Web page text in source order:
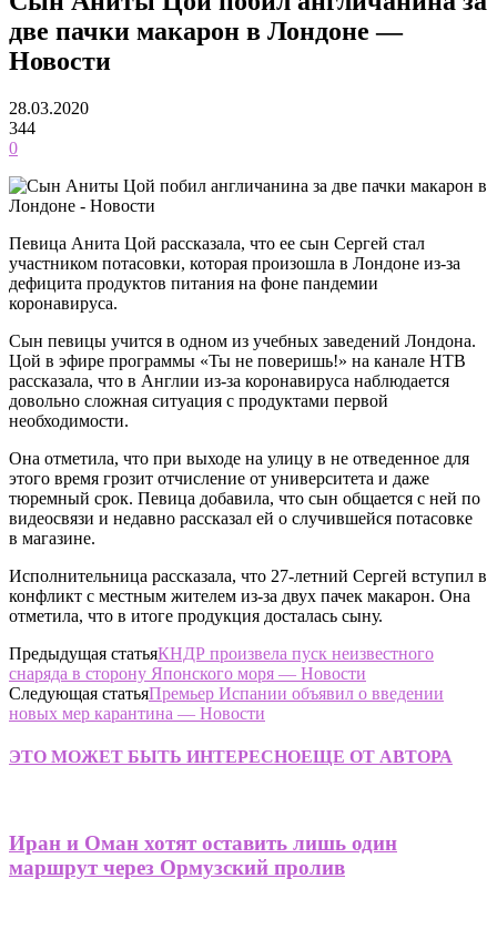
две пачки макарон в Лондоне —
Новости
28.03.2020
344
0
Певица Анита Цой рассказала, что ее сын Сергей стал
участником потасовки, которая произошла в Лондоне из-за
дефицита продуктов питания на фоне пандемии
коронавируса.
Сын певицы учится в одном из учебных заведений Лондона.
Цой в эфире программы «Ты не поверишь!» на канале НТВ
рассказала, что в Англии из-за коронавируса наблюдается
довольно сложная ситуация с продуктами первой
необходимости.
Она отметила, что при выходе на улицу в не отведенное для
этого время грозит отчисление от университета и даже
тюремный срок. Певица добавила, что сын общается с ней по
видеосвязи и недавно рассказал ей о случившейся потасовке
в магазине.
Исполнительница рассказала, что 27-летний Сергей вступил в
конфликт с местным жителем из-за двух пачек макарон. Она
отметила, что в итоге продукция досталась сыну.
Предыдущая статьяКНДР произвела пуск неизвестного
снаряда в сторону Японского моря — Новости
Следующая статьяПремьер Испании объявил о введении
новых мер карантина — Новости
ЭТО МОЖЕТ БЫТЬ ИНТЕРЕСНОЕЩЕ ОТ АВТОРА
Иран и Оман хотят оставить лишь один
маршрут через Ормузский пролив